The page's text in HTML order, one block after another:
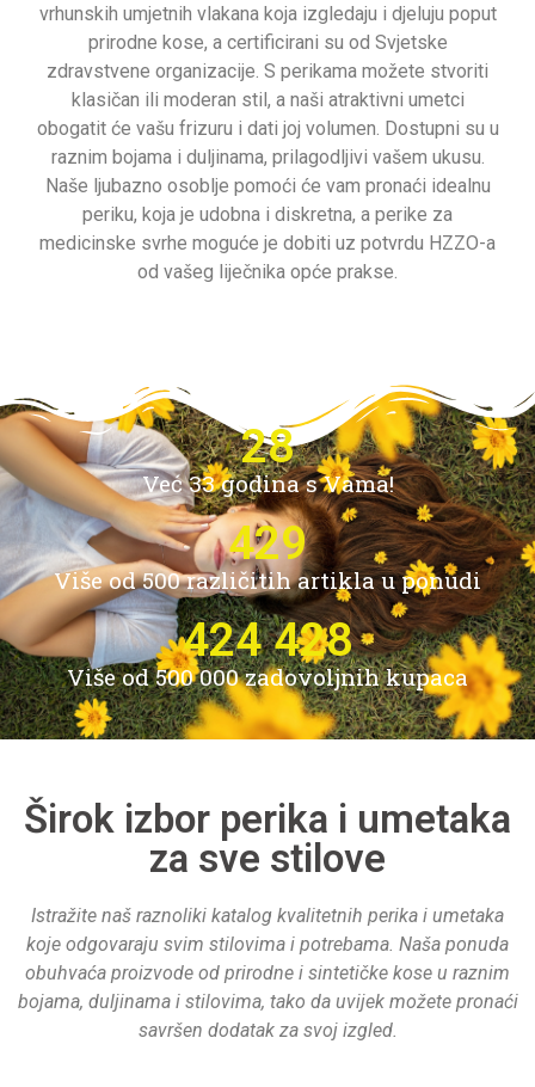
vrhunskih umjetnih vlakana koja izgledaju i djeluju poput
prirodne kose, a certificirani su od Svjetske
zdravstvene organizacije. S perikama možete stvoriti
klasičan ili moderan stil, a naši atraktivni umetci
obogatit će vašu frizuru i dati joj volumen. Dostupni su u
raznim bojama i duljinama, prilagodljivi vašem ukusu.
Naše ljubazno osoblje pomoći će vam pronaći idealnu
periku, koja je udobna i diskretna, a perike za
medicinske svrhe moguće je dobiti uz potvrdu HZZO-a
od vašeg liječnika opće prakse.
Već 33 godina s Vama!
32
Više od 500 različitih artikla u ponudi
485
Više od 500 000 zadovoljnih kupaca
482 732
Širok izbor perika i umetaka
za sve stilove
Istražite naš raznoliki katalog kvalitetnih perika i umetaka
koje odgovaraju svim stilovima i potrebama. Naša ponuda
obuhvaća proizvode od prirodne i sintetičke kose u raznim
bojama, duljinama i stilovima, tako da uvijek možete pronaći
savršen dodatak za svoj izgled.